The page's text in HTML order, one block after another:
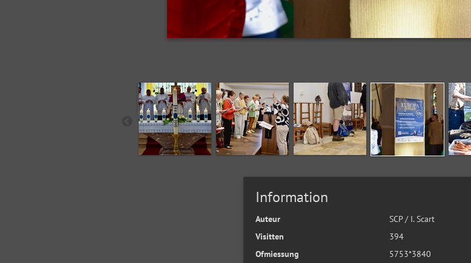
Information
Auteur
SCP / I. Scart
Visitten
394
Ofmiessung
5753*3840